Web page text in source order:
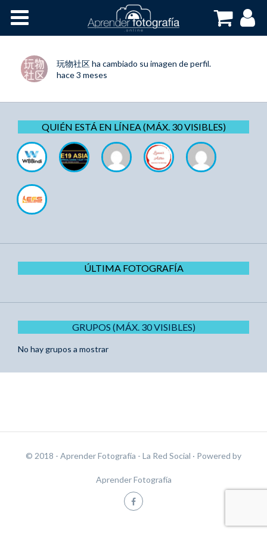
Cursos OnLine
玩物社区ha cambiado su imagen de perfil.
hace 3 meses
QUIÉN ESTÁ EN LÍNEA (MÁX. 30 VISIBLES)
ÚLTIMA FOTOGRAFÍA
GRUPOS (MÁX. 30 VISIBLES)
No hay grupos a mostrar
© 2018 - Aprender Fotografía - La Red Social · Powered by
Aprender Fotografía